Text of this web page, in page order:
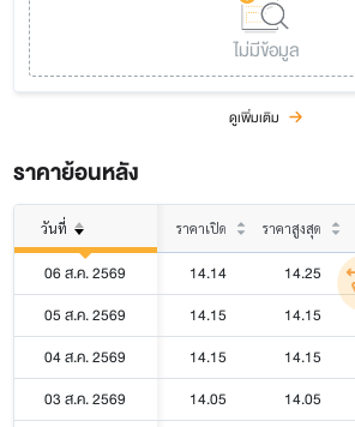
ไม่มีข้อมูล
ดูเพิ่มเติม
ราคาย้อนหลัง
วันที่ ราคาเปิด ราคาสูงสุด
06 ส.ค. 2569 14.14 14.25
05 ส.ค. 2569
14.15 14.15
04 ส.ค. 2569
14.15 14.15
03 ส.ค. 2569
14.05 14.05